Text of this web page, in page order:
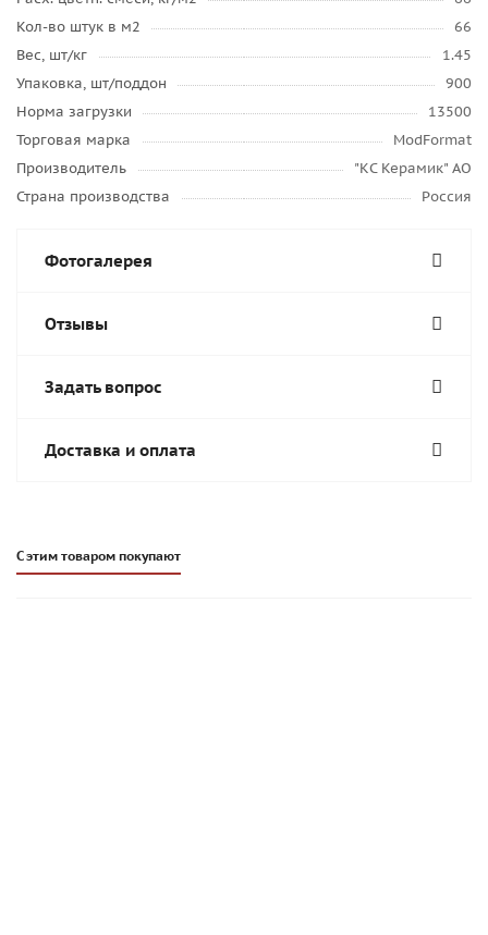
Кол-во штук в м2
66
Вес, шт/кг
1.45
Упаковка, шт/поддон
900
Норма загрузки
13500
Торговая марка
ModFormat
Производитель
"КС Керамик" АО
Страна производства
Россия
Фотогалерея
Отзывы
Задать вопрос
Доставка и оплата
С этим товаром покупают